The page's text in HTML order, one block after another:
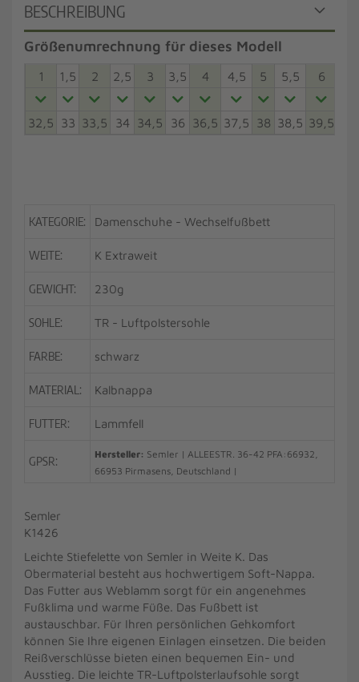
BESCHREIBUNG
Größenumrechnung für dieses Modell
1 1,5 2 2,5 3 3,5 4 4,5 5 5,5 6
32,5 33 33,5 34 34,5 36 36,5 37,5 38 38,5 39,5
KATEGORIE: Damenschuhe - Wechselfußbett
WEITE: K Extraweit
GEWICHT: 230g
SOHLE: TR - Luftpolstersohle
FARBE: schwarz
MATERIAL: Kalbnappa
FUTTER: Lammfell
GPSR: Hersteller: Semler | ALLEESTR. 36-42 PFA:66932,
66953 Pirmasens, Deutschland |
Semler
K1426
Leichte Stiefelette von Semler in Weite K. Das
Obermaterial besteht aus hochwertigem Soft-Nappa.
Das Futter aus Weblamm sorgt für ein angenehmes
Fußklima und warme Füße. Das Fußbett ist
austauschbar. Für Ihren persönlichen Gehkomfort
können Sie Ihre eigenen Einlagen einsetzen. Die beiden
Reißverschlüsse bieten einen bequemen Ein- und
Ausstieg. Die leichte TR-Luftpolsterlaufsohle sorgt